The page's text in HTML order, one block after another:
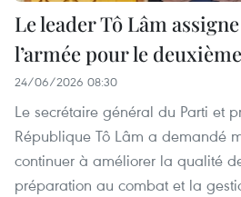
Le leader Tô Lâm
l’armée pour le
24/06/2026 08:30
Le secrétaire général du Parti et
République Tô Lâm a demandé
continuer à améliorer la qualité
préparation au combat et la